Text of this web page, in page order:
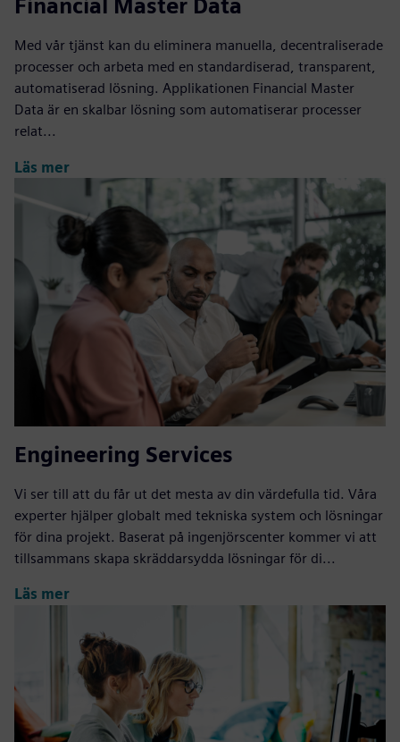
Financial Master Data
Med vår tjänst kan du eliminera manuella, decentraliserade
processer och arbeta med en standardiserad, transparent,
automatiserad lösning. Applikationen Financial Master
Data är en skalbar lösning som automatiserar processer
relat...
Läs mer
Engineering Services
Vi ser till att du får ut det mesta av din värdefulla tid. Våra
experter hjälper globalt med tekniska system och lösningar
för dina projekt. Baserat på ingenjörscenter kommer vi att
tillsammans skapa skräddarsydda lösningar för di...
Läs mer